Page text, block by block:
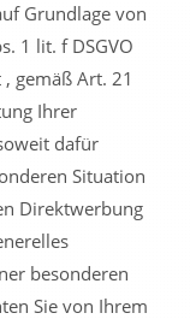
Grundlage von
1 lit. f DSGVO
gemäß Art. 21
Ihrer
dafür
Situation
Direktwerbung
besonderen
Sie von Ihrem